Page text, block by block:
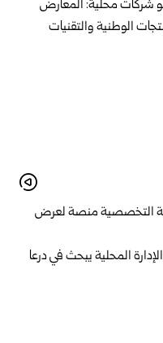
التخصصية منصة لعرض